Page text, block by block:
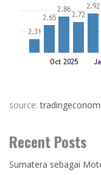
source:
Recent Posts
Sumatera sebagai